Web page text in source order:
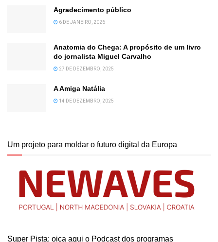
Agradecimento público
6 DE JANEIRO, 2026
Anatomia do Chega: A propósito de um livro
do jornalista Miguel Carvalho
27 DE DEZEMBRO, 2025
A Amiga Natália
14 DE DEZEMBRO, 2025
Um projeto para moldar o futuro digital da Europa
Super Pista: oiça aqui o Podcast dos programas